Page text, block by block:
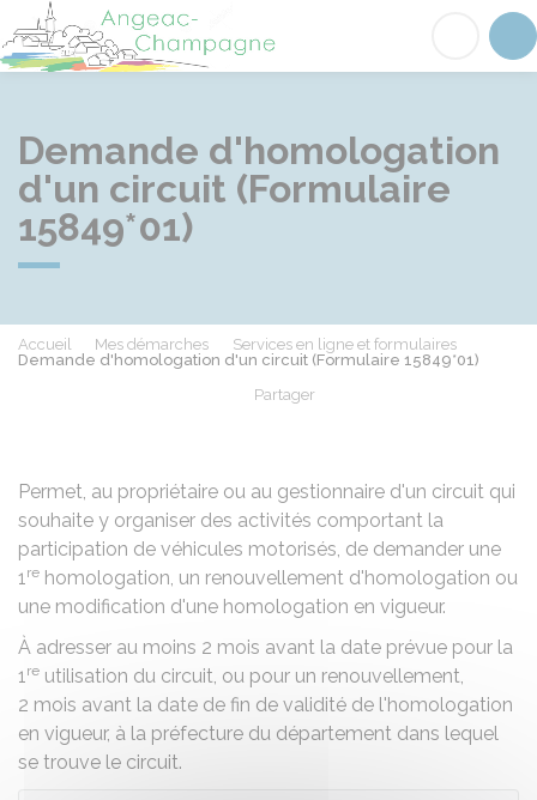
Angeac-Champagne
Demande d'homologation
d'un circuit (Formulaire
15849*01)
Accueil Mes démarches
Services en ligne et formulaires
Demande d'homologation d'un circuit (Formulaire 15849*01)
Partager
Permet, au propriétaire ou au gestionnaire d'un circuit qui
souhaite y organiser des activités comportant la
participation de véhicules motorisés, de demander une
1re homologation, un renouvellement d'homologation ou
une modification d'une homologation en vigueur.
À adresser au moins 2 mois avant la date prévue pour la
1re utilisation du circuit, ou pour un renouvellement,
2 mois avant la date de fin de validité de l'homologation
en vigueur, à la préfecture du département dans lequel
se trouve le circuit.